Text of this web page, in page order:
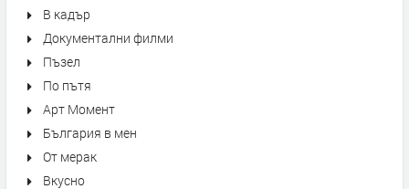
В кадър
Документални филми
Пъзел
По пътя
Арт Момент
България в мен
От мерак
Вкусно